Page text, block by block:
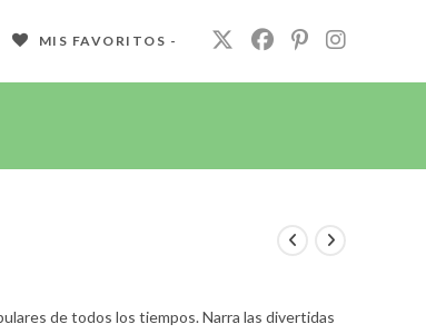
MIS FAVORITOS -
de todos los tiempos. Narra las divertidas